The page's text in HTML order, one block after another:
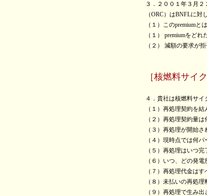
３．２００１年３月
（ORC）はBNFLに対
（１）このpremiumと
（１） premiumをど
（２） 減額の要求が
［核燃料サイ
４．貴社は核燃料サ
（１）再処理契約を結
（２）再処理契約量は
（３）再処理が開始さ
（４）現時点では何
（５）再処理はいつ完
（６）いつ、どの発
（７）再処理代金は
（８）未払いの再処
（９）再処理で生み